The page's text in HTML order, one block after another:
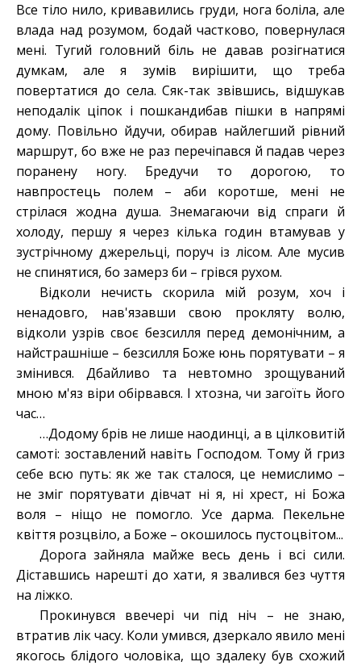
Все тіло нило, кривавились груди, нога боліла, але
влада над розумом, бодай частково, повернулася
мені. Тугий головний біль не давав розігнатися
думкам, але я зумів вирішити, що треба
повертатися до села. Сяк-так звівшись, відшукав
неподалік ціпок і пошкандибав пішки в напрямі
дому. Повільно йдучи, обирав найлегший рівний
маршрут, бо вже не раз перечіпався й падав через
поранену ногу. Бредучи то дорогою, то
навпростець полем – аби коротше, мені не
стрілася жодна душа. Знемагаючи від спраги й
холоду, першу я через кілька годин втамував у
зустрічному джерельці, поруч із лісом. Але мусив
не спинятися, бо замерз би – грівся рухом.
Відколи нечисть скорила мій розум, хоч і
ненадовго, нав'язавши свою прокляту волю,
відколи узрів своє безсилля перед демонічним, а
найстрашніше – безсилля Боже юнь порятувати – я
змінився. Дбайливо та невтомно зрощуваний
мною м'яз віри обірвався. І хтозна, чи загоїть його
час…
…Додому брів не лише наодинці, а в цілковитій
самоті: зоставлений навіть Господом. Тому й гриз
себе всю путь: як же так сталося, це немислимо –
не зміг порятувати дівчат ні я, ні хрест, ні Божа
воля – ніщо не помогло. Усе дарма. Пекельне
квіття розцвіло, а Боже – окошилось пустоцвітом...
Дорога зайняла майже весь день і всі сили.
Діставшись нарешті до хати, я звалився без чуття
на ліжко.
Прокинувся ввечері чи під ніч – не знаю,
втратив лік часу. Коли умився, дзеркало явило мені
якогось блідого чоловіка, що здалеку був схожий